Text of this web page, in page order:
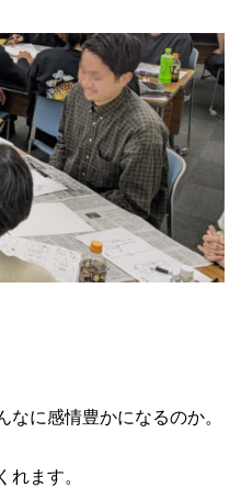
に感情豊かになるのか。
ます。